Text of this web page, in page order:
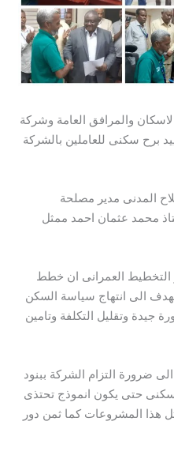
والمرافق العامة وشركة
برح سكنى للعاملين بالشركة
المدنى مدير مصلحة
محمد عثمان احمد ممثل
التخطيط العمرانى ان خطط
الى انتهاج سياسة السكن
جيدة وتقليل التكلفة وتامين
ضرورة التزام الشركة ببنود
حتى يكون انموذج تحتذى
هذا المشروعات كما ثمن دور